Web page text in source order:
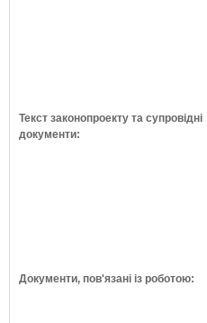
Текст законопроекту та супровідні
документи:
Документи, пов'язані із роботою: